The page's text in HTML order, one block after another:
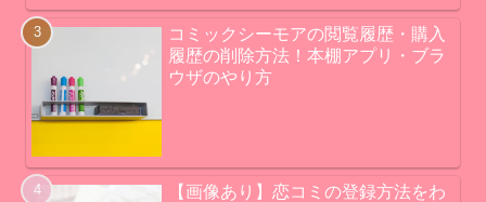
コミックシーモアの閲覧履歴・購入
履歴の削除方法！本棚アプリ・ブラ
ウザのやり方
【画像あり】恋コミの登録方法をわ